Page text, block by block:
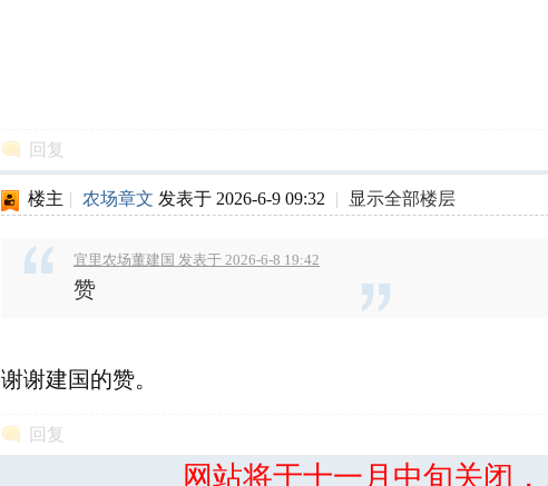
回复
楼主 | 农场章文 发表于 2026-6-9 09:32 | 显示全部楼层
宜里农场董建国 发表于 2026-6-8 19:42
赞
谢谢建国的赞。
回复
网站将于十一月中旬关闭